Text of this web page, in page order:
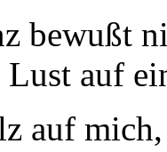
bewußt
auf
auf